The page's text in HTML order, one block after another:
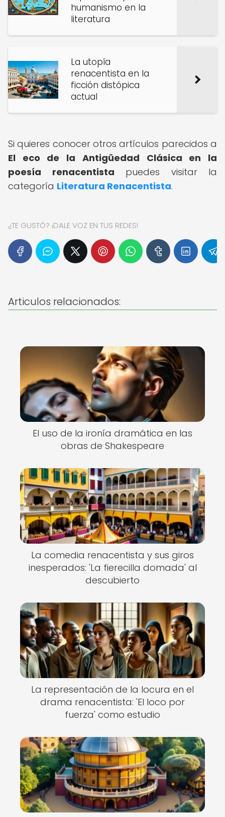
humanismo en la
literatura
La utopía
renacentista en la
ficción distópica
actual
Si quieres conocer otros artículos parecidos a
El eco de la Antigüedad Clásica en la
poesía renacentista puedes visitar la
categoría Literatura Renacentista.
¿TE GUSTÓ? ¡DALE VOZ EN TUS REDES!
Articulos relacionados:
El uso de la ironía dramática en las
obras de Shakespeare
La comedia renacentista y sus giros
inesperados: 'La fierecilla domada' al
descubierto
La representación de la locura en el
drama renacentista: 'El loco por
fuerza' como estudio